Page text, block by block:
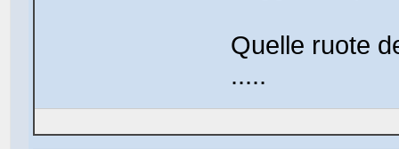
Quelle ruote
.....